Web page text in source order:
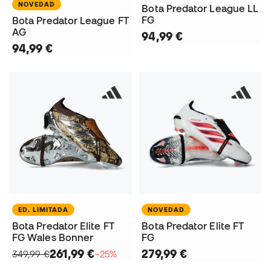
NOVEDAD
Bota Predator League FT
AG
94,99 €
Bota Predator League LL
FG
94,99 €
ED. LIMITADA
Bota Predator Elite FT
FG Wales Bonner
349,99 €261,99 €−25%
NOVEDAD
Bota Predator Elite FT
FG
279,99 €